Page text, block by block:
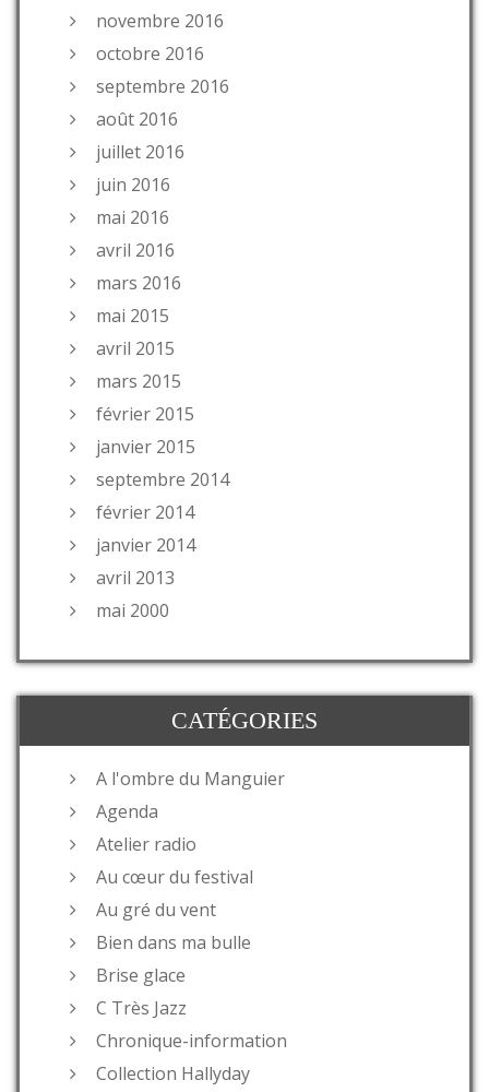
novembre 2016
octobre 2016
septembre 2016
août 2016
juillet 2016
juin 2016
mai 2016
avril 2016
mars 2016
mai 2015
avril 2015
mars 2015
février 2015
janvier 2015
septembre 2014
février 2014
janvier 2014
avril 2013
mai 2000
CATÉGORIES
A l'ombre du Manguier
Agenda
Atelier radio
Au cœur du festival
Au gré du vent
Bien dans ma bulle
Brise glace
C Très Jazz
Chronique-information
Collection Hallyday